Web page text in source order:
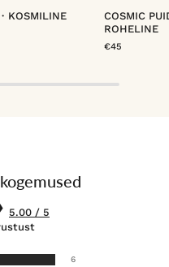
KOSMILINE
COSMIC
ROHELINE
€45
5.00 / 5
6